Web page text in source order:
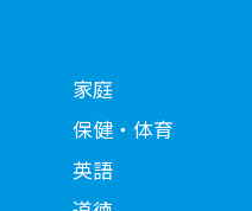
家庭
保健・体育
英語